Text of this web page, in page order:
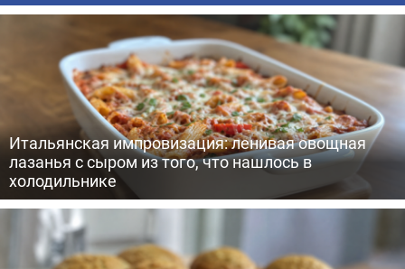
Итальянская импровизация: ленивая овощная
лазанья с сыром из того, что нашлось в
холодильнике